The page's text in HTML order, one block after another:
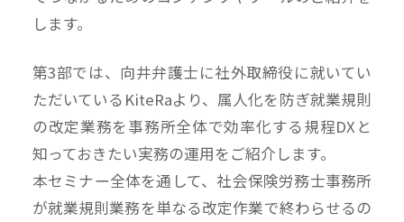
します。
第3部では、向井弁護士に社外取締役に就いてい
ただいているKiteRaより、属人化を防ぎ就業規則
の改定業務を事務所全体で効率化する規程DXと
知っておきたい実務の運用をご紹介します。
本セミナー全体を通して、社会保険労務士事務所
が就業規則業務を単なる改定作業で終わらせるの